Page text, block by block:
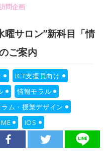
問企画
曜サロン”新科目「情
ご案内
ICT支援員向け
情報モラル
ム・授業デザイン
IOS